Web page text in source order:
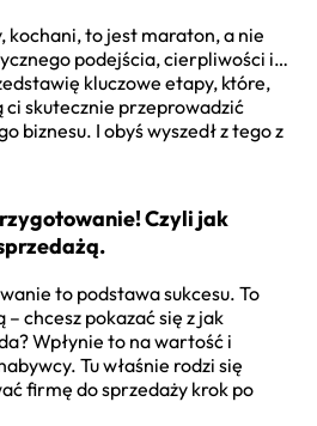
kochani, to jest maraton, a nie
podejścia, cierpliwości i…
kluczowe etapy, które,
skutecznie przeprowadzić
biznesu. I obyś wyszedł z tego z
Czyli jak
to podstawa sukcesu. To
chcesz pokazać się z jak
Wpłynie to na wartość i
Tu właśnie rodzi się
firmę do sprzedaży krok po